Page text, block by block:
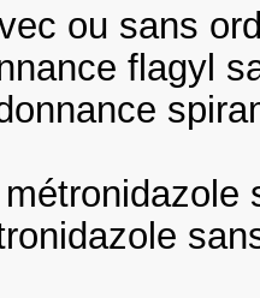
ou sans
flagyl